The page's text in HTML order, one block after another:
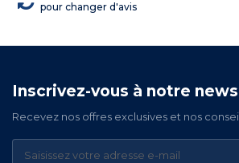
pour changer d'avis
Inscrivez-vous à notre
Recevez nos offres exclusives et nos